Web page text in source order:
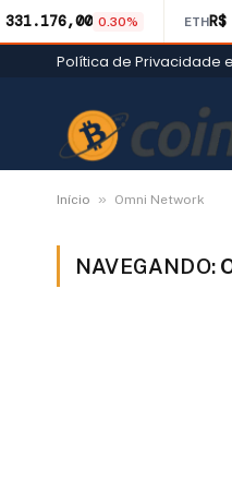
331.176,00 0.30% ETH
Política de Privacidade
Início » Omni Network
NAVEGANDO: